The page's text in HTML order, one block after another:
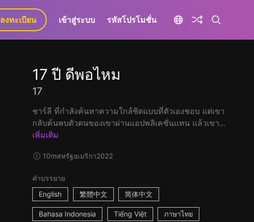
GaLa+
ลงทะเบียน เข้าสู่ระบบ รหัสโปรโมชั่น
17 ปี ดีพอไหม
17
ชาร์ลี ที่กำลังค้นหาความใกล้ชิดแบบที่ตัวเองชอบ แต่เขา
กลับค้นพบตัวตนของเขาผ่านแอปพลิเคชั่นแทน แล้วเขา...
เพิ่มเติม
10mสหรัฐอเมริกา2022
คำบรรยาย
English
繁體中文 简体中文
Bahasa Indonesia Tiếng Việt ภาษาไทย